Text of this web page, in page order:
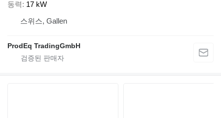
동력
17 kW
스위스, Gallen
ProdEq TradingGmbH